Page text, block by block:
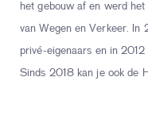
het gebouw af en werd
van Wegen en Verkeer.
privé-eigenaars en in
Sinds 2018 kan je ook de